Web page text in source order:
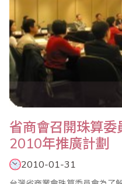
省商會召開珠算
2010年推廣計劃
2010-01-31